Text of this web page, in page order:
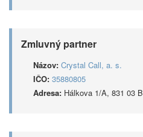
Zmluvný partner
Názov: Crystal Call, a. s.
IČO: 35880805
Adresa: Hálkova 1/A, 831 03